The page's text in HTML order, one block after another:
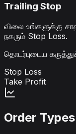
Trailing Stop
விலை உங்களுக்கு
நகரும் Stop Loss.
தொடர்புடைய
Stop Loss
Take Profit
Order Types